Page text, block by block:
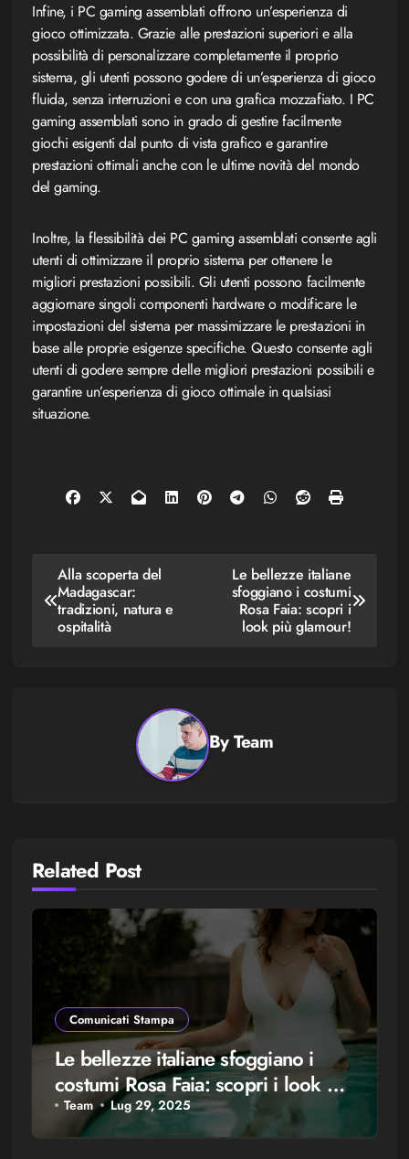
Infine, i PC gaming assemblati offrono un’esperienza di
gioco ottimizzata. Grazie alle prestazioni superiori e alla
possibilità di personalizzare completamente il proprio
sistema, gli utenti possono godere di un’esperienza di gioco
fluida, senza interruzioni e con una grafica mozzafiato. I PC
gaming assemblati sono in grado di gestire facilmente
giochi esigenti dal punto di vista grafico e garantire
prestazioni ottimali anche con le ultime novità del mondo
del gaming.
Inoltre, la flessibilità dei PC gaming assemblati consente agli
utenti di ottimizzare il proprio sistema per ottenere le
migliori prestazioni possibili. Gli utenti possono facilmente
aggiornare singoli componenti hardware o modificare le
impostazioni del sistema per massimizzare le prestazioni in
base alle proprie esigenze specifiche. Questo consente agli
utenti di godere sempre delle migliori prestazioni possibili e
garantire un’esperienza di gioco ottimale in qualsiasi
situazione.
Navigazione
articoli
Alla scoperta del
Madagascar:
tradizioni, natura e
ospitalità
Le bellezze italiane
sfoggiano i costumi
Rosa Faia: scopri i
look più glamour!
ByTeam
Related Post
Comunicati Stampa
Le bellezze italiane sfoggiano i
costumi Rosa Faia: scopri i look più
glamour!
Team Lug 29, 2025